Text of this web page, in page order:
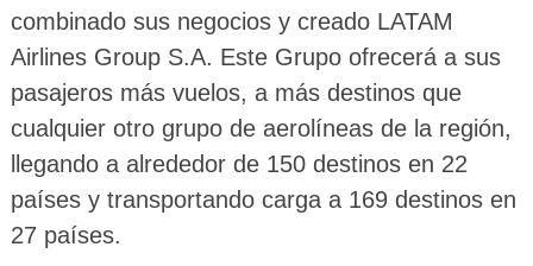
combinado sus negocios y creado LATAM
Airlines Group S.A. Este Grupo ofrecerá a sus
pasajeros más vuelos, a más destinos que
cualquier otro grupo de aerolíneas de la región,
llegando a alrededor de 150 destinos en 22
países y transportando carga a 169 destinos en
27 países.